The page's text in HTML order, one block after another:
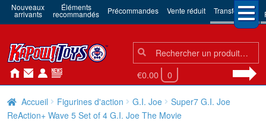
Nouveaux
arrivants
Éléments
recommandés Précommandes Vente réduit Transformers
Chercher:
Chercher
€0.00 0
Accueil Figurines d'action G.I. Joe
Super7 G.I. Joe
ReAction+ Wave 5 Set of 4 G.I. Joe The Movie